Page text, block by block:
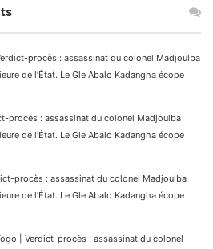
procès : assassinat du colonel Madjoulba
de l’État. Le Gle Abalo Kadangha écope
procès : assassinat du colonel Madjoulba
de l’État. Le Gle Abalo Kadangha écope
procès : assassinat du colonel Madjoulba
de l’État. Le Gle Abalo Kadangha écope
| Verdict-procès : assassinat du colonel